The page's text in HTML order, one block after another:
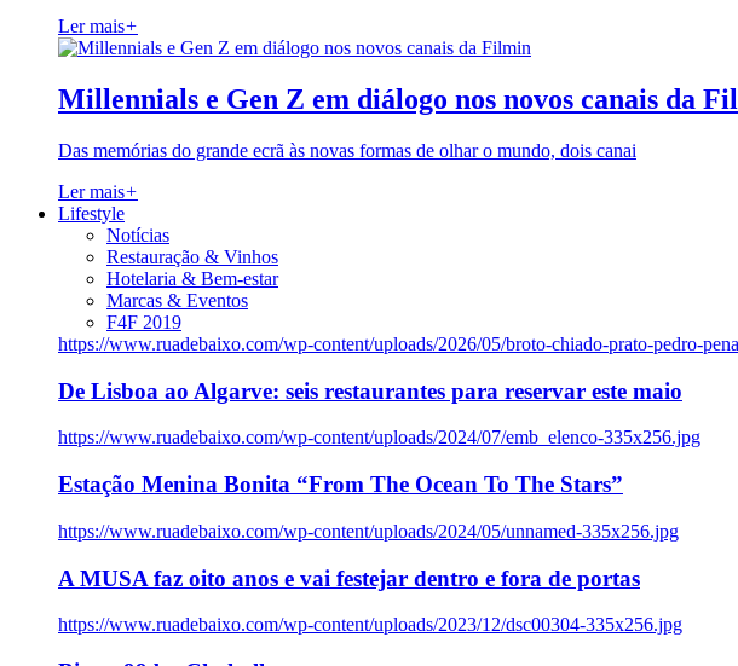
Ler mais+
Millennials e Gen Z em diálogo nos novos canais da
Das memórias do grande ecrã às novas formas de olhar o mundo, dois canai
Ler mais+
Lifestyle
Notícias
Restauração & Vinhos
Hotelaria & Bem-estar
Marcas & Eventos
F4F 2019
https://www.ruadebaixo.com/wp-content/uploads/2026/05/broto-chiado-prato-pedro-
De Lisboa ao Algarve: seis restaurantes para reservar este maio
https://www.ruadebaixo.com/wp-content/uploads/2024/07/emb_elenco-335x256.jpg
Estação Menina Bonita “From The Ocean To The Stars”
https://www.ruadebaixo.com/wp-content/uploads/2024/05/unnamed-335x256.jpg
A MUSA faz oito anos e vai festejar dentro e fora de portas
https://www.ruadebaixo.com/wp-content/uploads/2023/12/dsc00304-335x256.jpg